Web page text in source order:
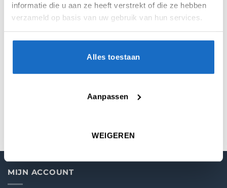
informatie die u aan ze heeft verstrekt of die ze hebben
verzameld op basis van uw gebruik van hun services.
Alles toestaan
Aanpassen
WEIGEREN
AANVULLENDE INFORMATIE
MIJN ACCOUNT